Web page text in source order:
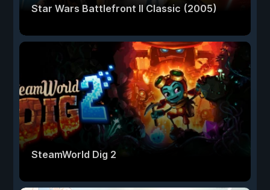
Star Wars Battlefront II Classic (2005)
SteamWorld Dig 2